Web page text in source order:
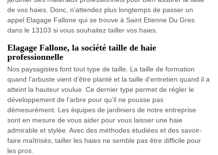
de vos haies. Donc, n’attendez plus longtemps de passer un
appel Elagage Fallone qui se trouve à Saint Etienne Du Gres
dans le 13103 si vous souhaitez tailler vos haies.
Elagage Fallone, la société taille de haie
professionnelle
Nos paysagistes font tout type de taille. La taille de formation
quand l’arbuste vient d’être planté et la taille d’entretien quand il a
atteint la hauteur voulue. Ce dernier type permet de régler le
développement de l’arbre pour qu’il ne pousse pas
démesurément. Les équipes de jardiniers de notre entreprise
sont en mesure de vous aider pour vous laisser une haie
admirable et stylée. Avec des méthodes étudiées et des savoir-
faire maîtrisés, tailler les haies ne semble pas être difficile pour
les pros.